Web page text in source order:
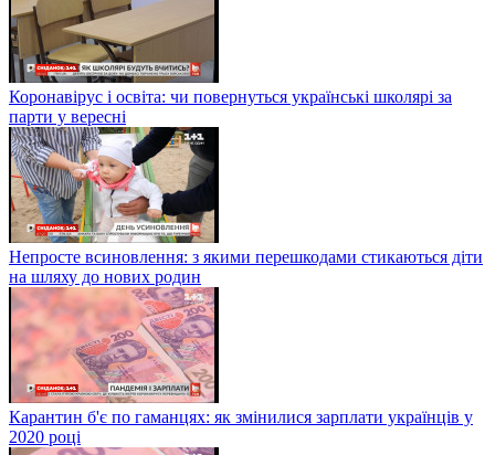
Коронавірус і освіта: чи повернуться українські школярі за
парти у вересні
Непросте всиновлення: з якими перешкодами стикаються діти
на шляху до нових родин
Карантин б'є по гаманцях: як змінилися зарплати українців у
2020 році